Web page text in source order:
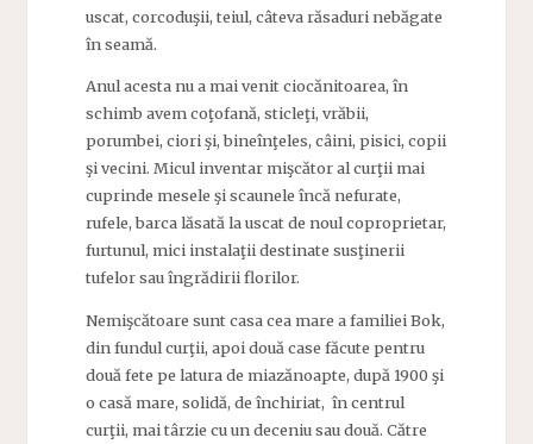
uscat, corcoduşii, teiul, câteva răsaduri nebăgate
în seamă.
Anul acesta nu a mai venit ciocănitoarea, în
schimb avem coţofană, sticleţi, vrăbii,
porumbei, ciori şi, bineînţeles, câini, pisici, copii
şi vecini. Micul inventar mişcător al curţii mai
cuprinde mesele şi scaunele încă nefurate,
rufele, barca lăsată la uscat de noul coproprietar,
furtunul, mici instalaţii destinate susţinerii
tufelor sau îngrădirii florilor.
Nemişcătoare sunt casa cea mare a familiei Bok,
din fundul curţii, apoi două case făcute pentru
două fete pe latura de miazănoapte, după 1900 şi
o casă mare, solidă, de închiriat, în centrul
curţii, mai târzie cu un deceniu sau două. Către